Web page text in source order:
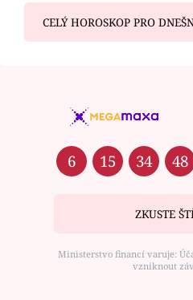
CELÝ HOROSKOP PRO
6 15 34 48
ZKUSTE
Ministerstvo financí varuje:
vzniknout